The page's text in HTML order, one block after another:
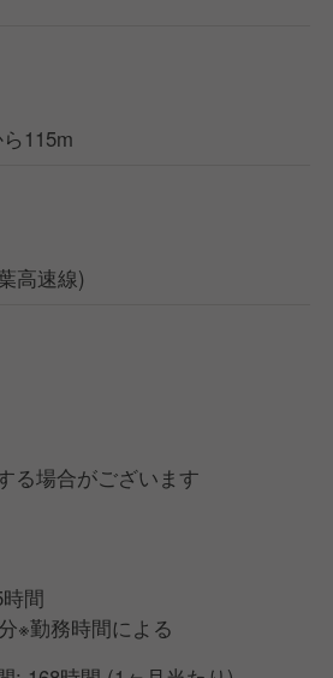
115m
高速線)
る場合がございます
間
※勤務時間による